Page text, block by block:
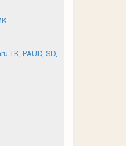
TK, PAUD, SD,